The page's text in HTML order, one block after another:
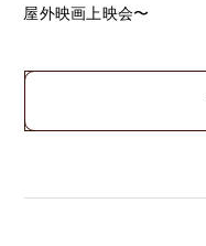
屋外映画上映会〜